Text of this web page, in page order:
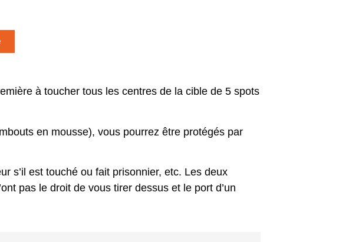
à toucher tous les centres de la cible de 5 spots
en mousse), vous pourrez être protégés par
s’il est touché ou fait prisonnier, etc. Les deux
pas le droit de vous tirer dessus et le port d’un